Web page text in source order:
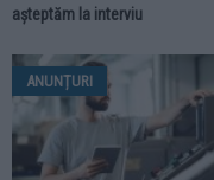
așteptăm la interviu
ANUNȚURI